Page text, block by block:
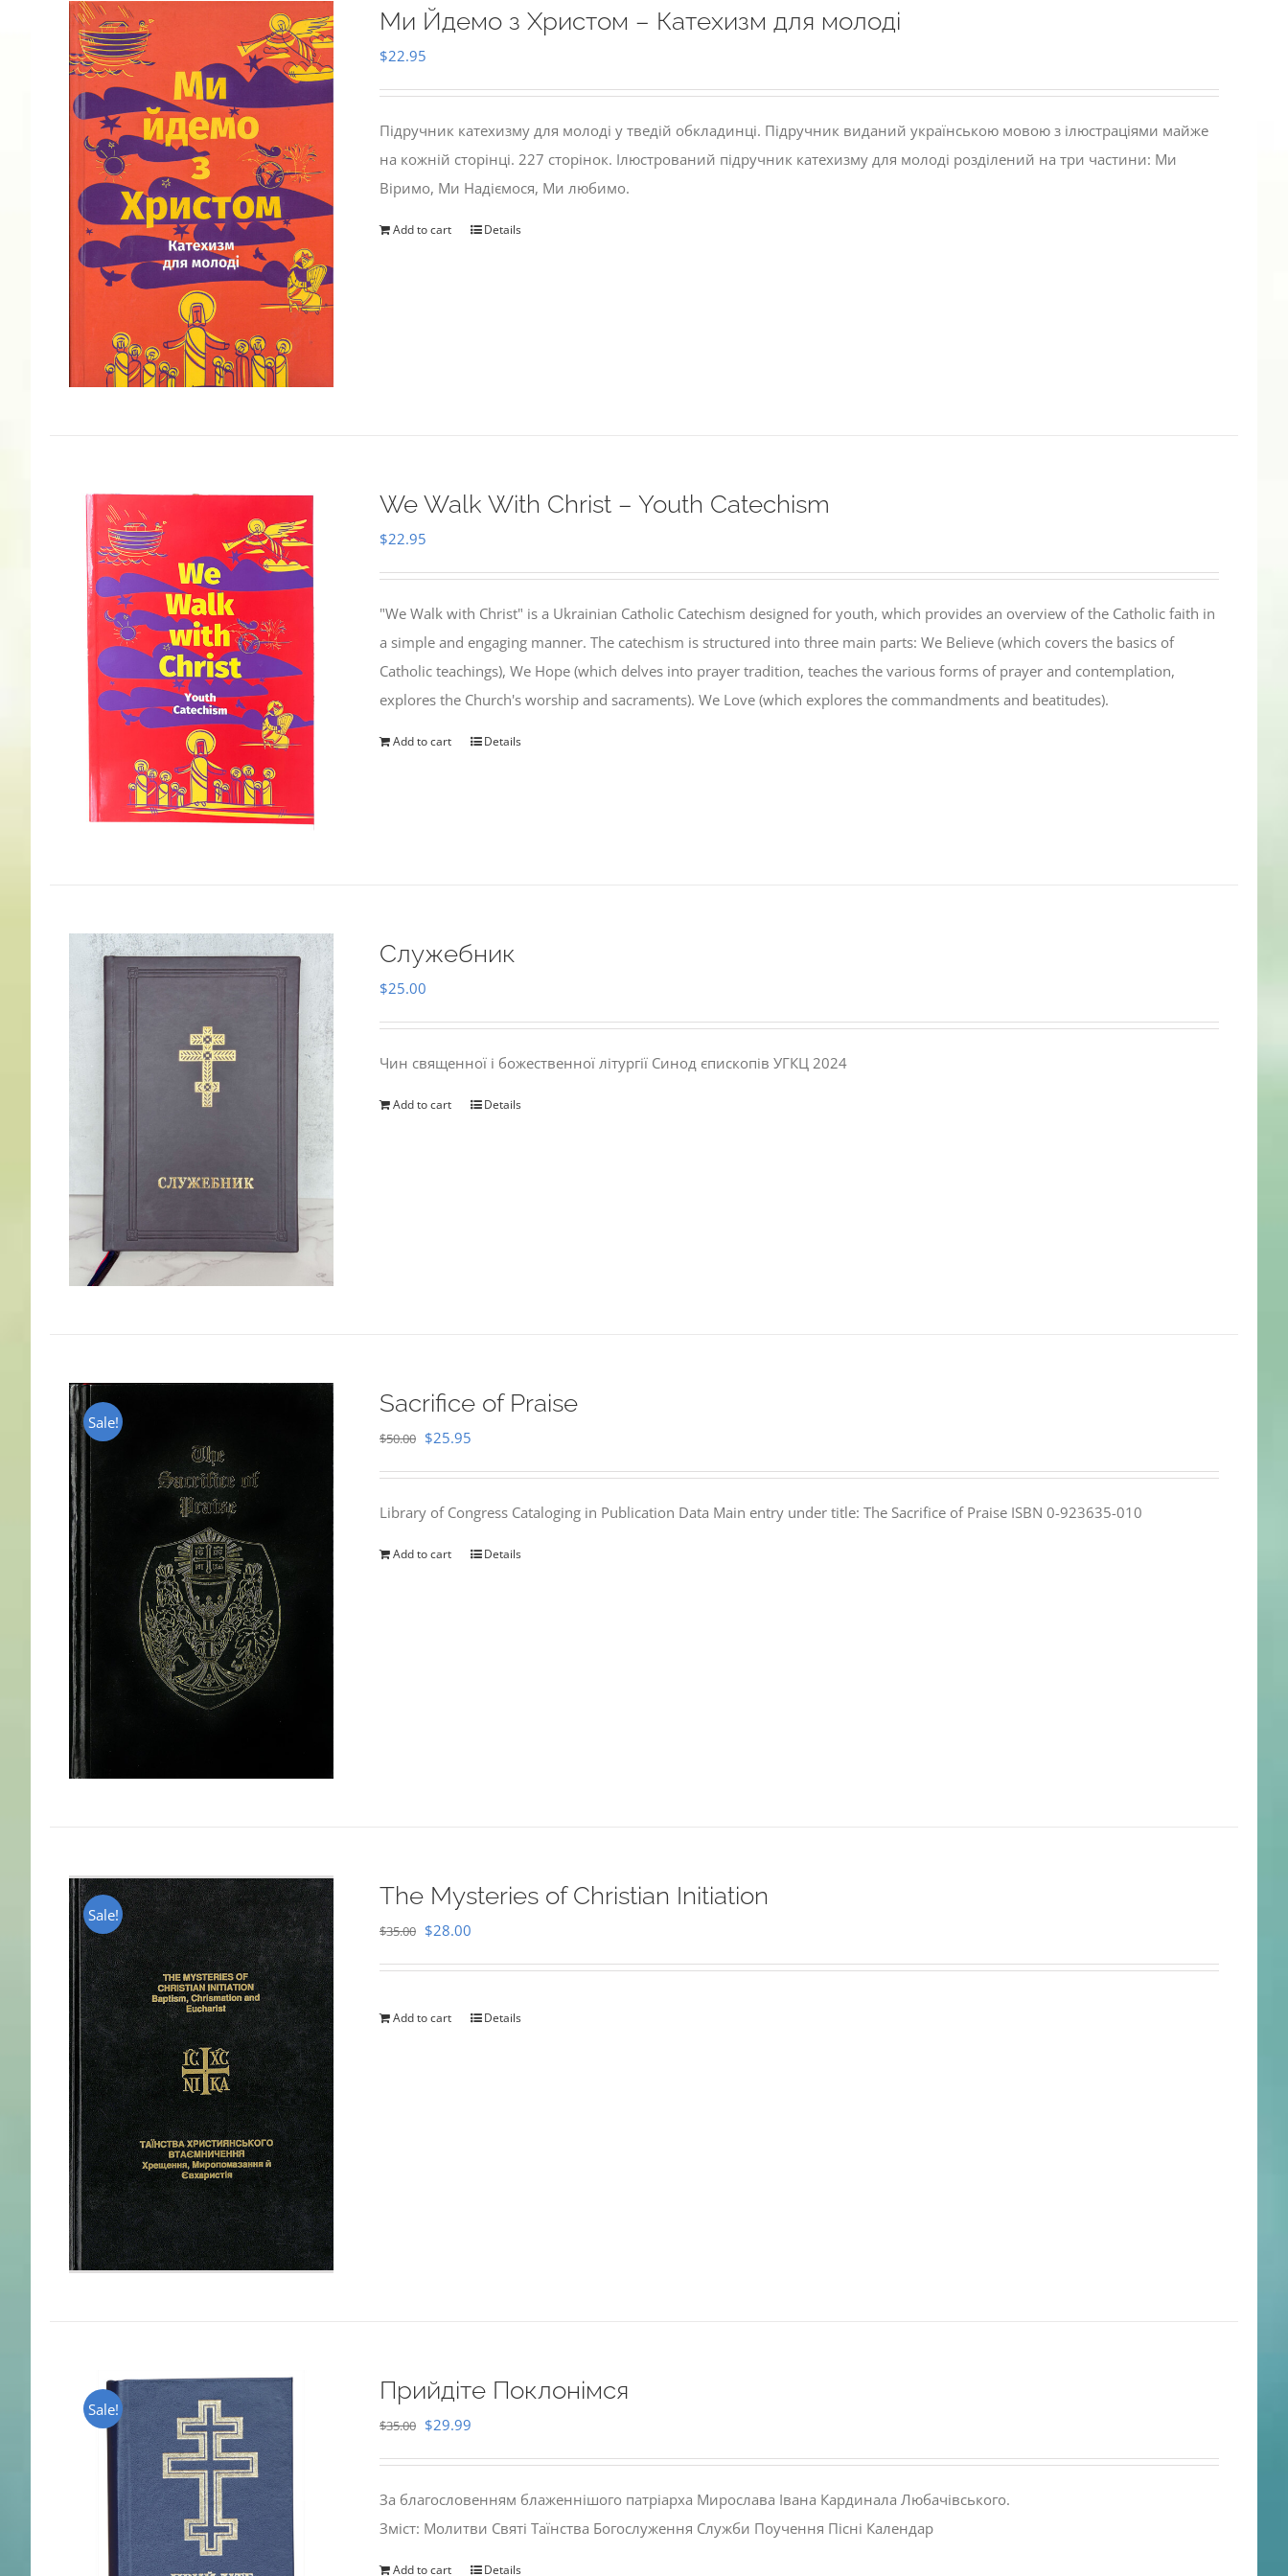
Ми Йдемо з Христом – Катехизм для молоді
$22.95
Підручник катехизму для молоді у тведій обкладинці. Підручник виданий українською мовою з ілюстраціями майже
на кожній сторінці. 227 сторінок. Ілюстрований підручник катехизму для молоді розділений на три частини: Ми
Віримо, Ми Надіємося, Ми любимо.
Add to cart Details
We Walk With Christ – Youth Catechism
$22.95
"We Walk with Christ" is a Ukrainian Catholic Catechism designed for youth, which provides an overview of the Catholic faith in
a simple and engaging manner. The catechism is structured into three main parts: We Believe (which covers the basics of
Catholic teachings), We Hope (which delves into prayer tradition, teaches the various forms of prayer and contemplation,
explores the Church's worship and sacraments). We Love (which explores the commandments and beatitudes).
Add to cart Details
Служебник
$25.00
Чин священної і божественної літургії Синод єпископів УГКЦ 2024
Add to cart Details
Sale!
Sacrifice of Praise
$50.00 Original
$50.00.
$25.95
$25.95.
Library of Congress Cataloging in Publication Data Main entry under title: The Sacrifice of Praise ISBN 0-923635-010
Add to cart Details
Sale!
The Mysteries of Christian Initiation
$35.00 Original
$35.00.
$28.00
$28.00.
Add to cart Details
Sale!
Прийдіте Поклонімся
$35.00 Original
$35.00.
$29.99
$29.99.
За благословенням блаженнішого патріарха Мирослава Івана Кардинала Любачівського.
Зміст: Молитви Святі Таїнства Богослуження Служби Поучення Пісні Календар
Add to cart Details